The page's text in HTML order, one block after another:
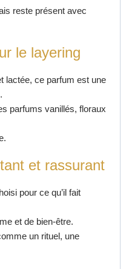
reste présent avec
le layering
lactée, ce parfum est une
parfums vanillés, floraux
et rassurant
pour ce qu’il fait
et de bien-être.
un rituel, une